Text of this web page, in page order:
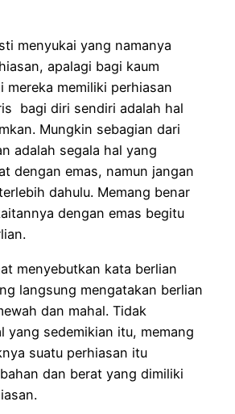
menyukai yang namanya
apalagi bagi kaum
mereka memiliki perhiasan
bagi diri sendiri adalah hal
Mungkin sebagian dari
adalah segala hal yang
dengan emas, namun jangan
dahulu. Memang benar
dengan emas begitu
menyebutkan kata berlian
langsung mengatakan berlian
dan mahal. Tidak
yang sedemikian itu, memang
suatu perhiasan itu
dan berat yang dimiliki